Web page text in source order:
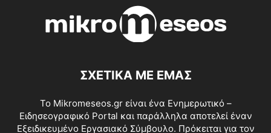
ΣΧΕΤΙΚΑ ΜΕ ΕΜΑΣ
Το Mikromeseos.gr είναι ένα Ενημερωτικό –
Ειδησεογραφικό Portal και παράλληλα αποτελεί έναν
Εξειδικευμένο Εργασιακό Σύμβουλο. Πρόκειται για τον